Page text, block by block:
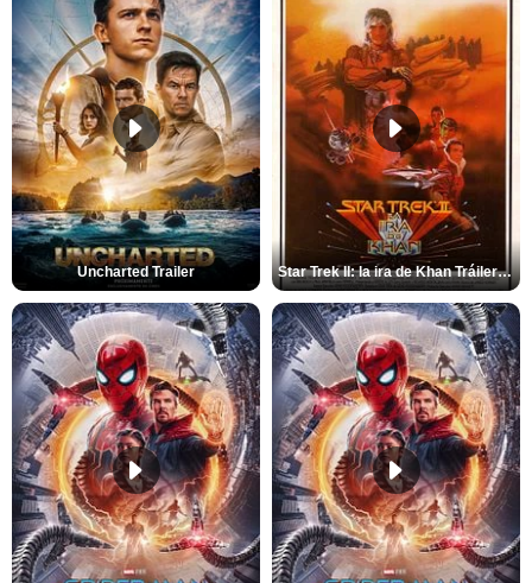
Uncharted Trailer Star Trek II: la ira de Khan Tráiler VO